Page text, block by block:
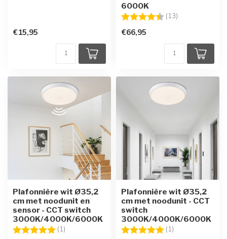
€15,95
6000K
Beoordeling: (13)
€66,95
Plafonnière wit Ø35,2
cm met noodunit en
sensor - CCT switch
3000K/4000K/6000K
Beoordeling: (1)
Plafonnière wit Ø35,2
cm met noodunit - CCT
switch
3000K/4000K/6000K
Beoordeling: (1)